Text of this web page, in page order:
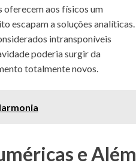
oferecem aos físicos um
escapam a soluções analíticas.
intransponíveis
poderia surgir da
totalmente novos.
e Além